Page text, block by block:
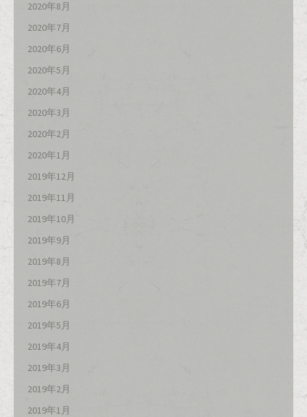
2020年8月
2020年7月
2020年6月
2020年5月
2020年4月
2020年3月
2020年2月
2020年1月
2019年12月
2019年11月
2019年10月
2019年9月
2019年8月
2019年7月
2019年6月
2019年5月
2019年4月
2019年3月
2019年2月
2019年1月